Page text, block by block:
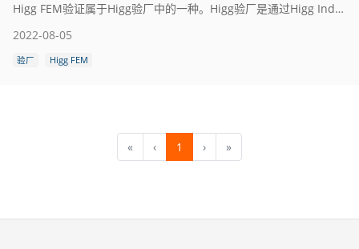
Higg FEM验证属于Higg验厂中的一种。Higg验厂是通过Higg Index工具来实现的。Higg Index是一套线上自我评估工具，旨在评估服装和鞋类产品对环境和社会的影响，由美国SAC 根据现有的行业环保评定标准，经讨各成员讨论研究后制定的。Higg FEM验证包含7部分内容。
2022-08-05
验厂 Higg FEM
« ‹ 1 › »